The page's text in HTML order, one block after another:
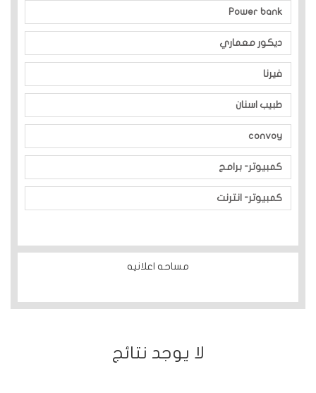
Power bank
ديكور معماري
فيرنا
طبيب اسنان
convoy
كمبيوتر- برامج
كمبيوتر- انترنت
مساحه اعلانيه
ﻻ يوجد نتائج